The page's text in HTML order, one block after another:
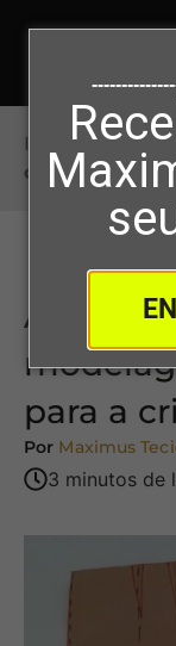
Início>A
costura para a
A
para a
Por Maximus